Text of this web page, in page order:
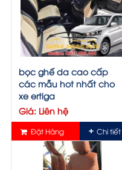
bọc ghế da cao cấp
các mẫu hot nhất cho
xe ertiga
Giá: Liên hệ
Đặt Hàng Chi tiết